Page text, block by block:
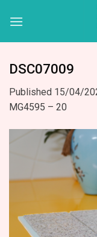
DSC07009
Published 15/04/
MG4595 – 20